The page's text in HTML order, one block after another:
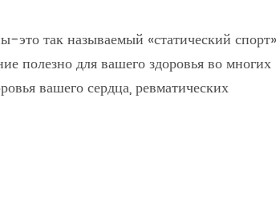
так называемый «статический
полезно для вашего здоровья во многих
вашего сердца, ревматических